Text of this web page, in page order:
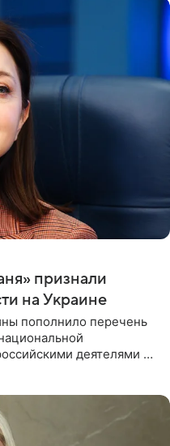
признали
на Украине
пополнило перечень
деятелями —